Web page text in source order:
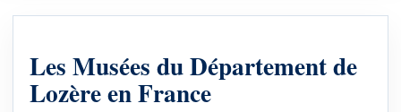
Les Musées du Département de
Lozère en France